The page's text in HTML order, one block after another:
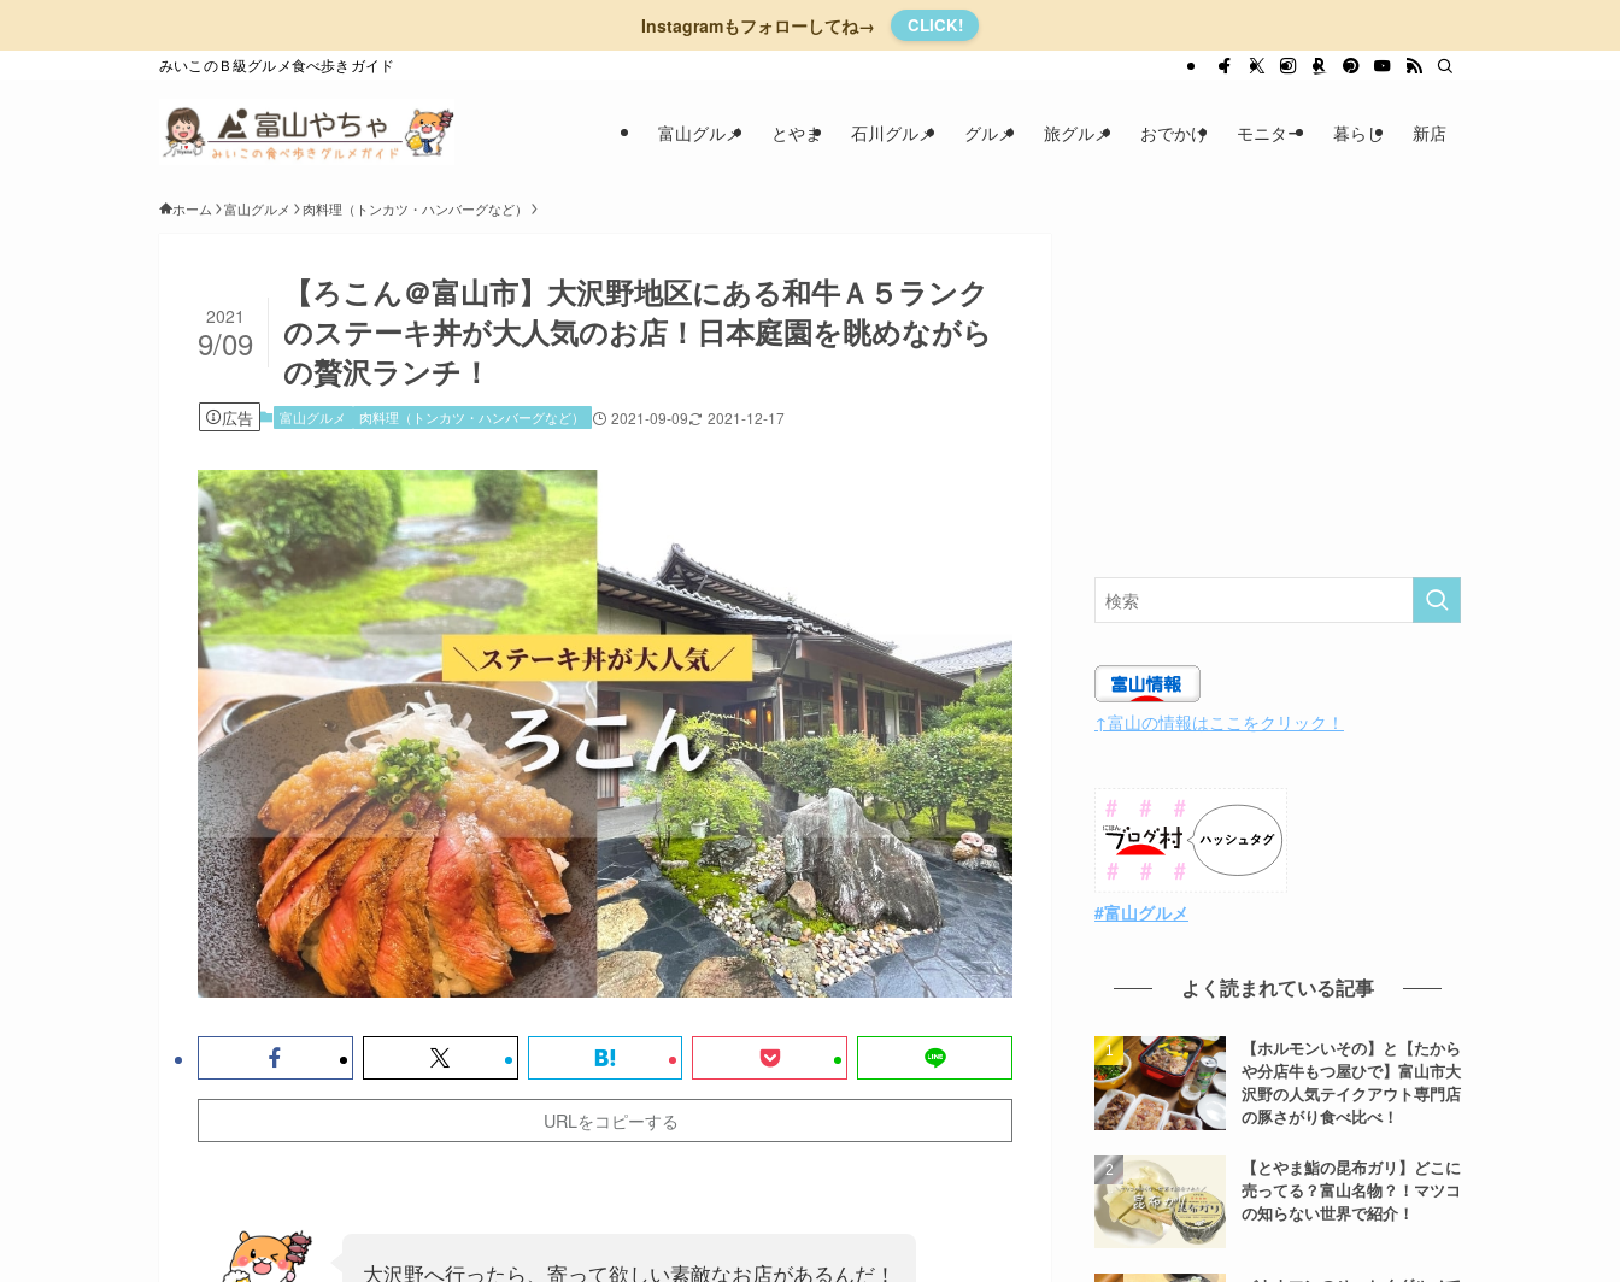
Instagramもフォローしてね→ CLICK!
みいこのＢ級グルメ食べ歩きガイド
富山グルメ とやま 石川グルメ グルメ 旅グルメ おでかけ モニター 暮らし 新店
ホーム 富山グルメ 肉料理（トンカツ・ハンバーグなど）
【ろこん＠富山市】大沢野地区にある和牛Ａ５ランク
のステーキ丼が大人気のお店！日本庭園を眺めながら
の贅沢ランチ！
2021
9/09
広告 富山グルメ 肉料理（トンカツ・ハンバーグなど） 2021-09-09 2021-12-17
URLをコピーする
大沢野へ行ったら、寄って欲しい素敵なお店があるんだ！
↑富山の情報はここをクリック！
#富山グルメ
よく読まれている記事
【ホルモンいその】と【たから
や分店牛もつ屋ひで】富山市大
沢野の人気テイクアウト専門店
の豚さがり食べ比べ！
【とやま鮨の昆布ガリ】どこに
売ってる？富山名物？！マツコ
の知らない世界で紹介！